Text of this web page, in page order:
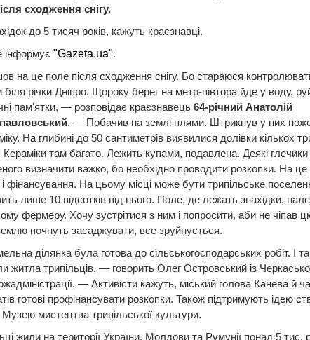
сходження снігу.
до 5 тисяч років, кажуть краєзнавці.
інформує "Gazeta.ua".
на це поле після сходження снігу. Бо стараюся
біля річки Дніпро. Щороку берег на метр-півтора йде у воду,
пам'ятки, — розповідає краєзнавець 64-річний Анатолій
. — Побачив на землі плями. Штрикнув у них
На глибині до 50 сантиметрів виявилися долівки кількох
там багато. Лежить купами, подавлена. Деякі глечики
визначити важко, бо необхідно проводити розкопки. На це
і фінансування. На цьому місці може бути трипільське
лише 10 відсотків від нього. Поле, де лежать знахідки,
фермеру. Хочу зустрітися з ним і попросити, аби не чіпав
почнуть засаджувати, все зруйнується.
ділянка була готова до сільськогосподарських робіт. І
житла трипільців, — говорить Олег Островський із
— Активісти кажуть, міський голова Канева й
готові профінансувати розкопки. Також підтримують ідею
Музею мистецтва трипільської культури.
жили на території України, Молдови та Румунії понад 5 тис.